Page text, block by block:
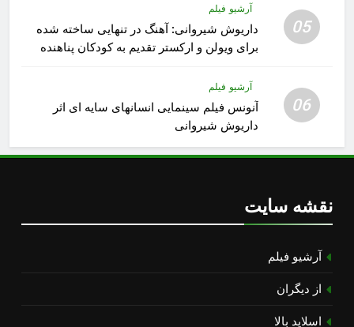
05
آرشیو فیلم
داریوش شیروانی: آهنگ در تنهایی ساخته شده
برای ویولن و ارکستر تقدیم به کودکان پناهنده
06
آرشیو فیلم
آنونس فیلم سینمایی انسانهای سایه ای اثر
داریوش شیروانی
نقشه سایت
آرشیو فیلم
از دیگران
اسلاید بالا